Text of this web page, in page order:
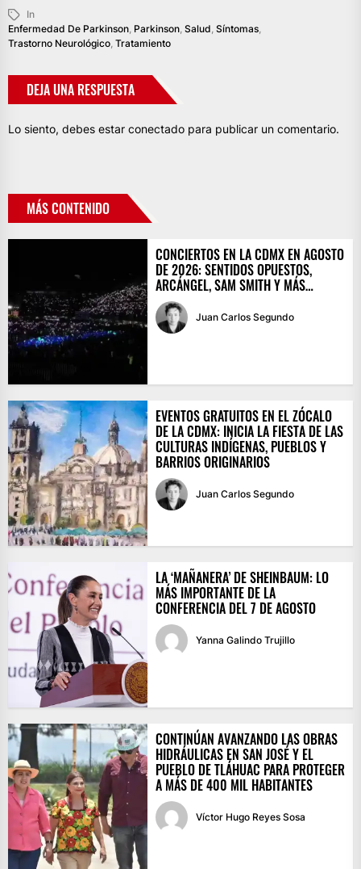
In
Enfermedad De Parkinson Parkinson Salud Síntomas
Trastorno Neurológico Tratamiento
DEJA UNA RESPUESTA
Lo siento, debes estar conectado para publicar un comentario.
MÁS CONTENIDO
CONCIERTOS EN LA CDMX EN AGOSTO
DE 2026: SENTIDOS OPUESTOS,
ARCÁNGEL, SAM SMITH Y MÁS…
Juan Carlos Segundo
EVENTOS GRATUITOS EN EL ZÓCALO
DE LA CDMX: INICIA LA FIESTA DE LAS
CULTURAS INDÍGENAS, PUEBLOS Y
BARRIOS ORIGINARIOS
Juan Carlos Segundo
LA ‘MAÑANERA’ DE SHEINBAUM: LO
MÁS IMPORTANTE DE LA
CONFERENCIA DEL 7 DE AGOSTO
Yanna Galindo Trujillo
CONTINÚAN AVANZANDO LAS OBRAS
HIDRÁULICAS EN SAN JOSÉ Y EL
PUEBLO DE TLÁHUAC PARA PROTEGER
A MÁS DE 400 MIL HABITANTES
Víctor Hugo Reyes Sosa